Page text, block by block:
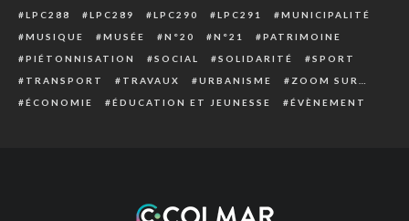
LPC288
LPC289 LPC290 LPC291
MUNICIPALITÉ
MUSIQUE
MUSÉE N°20 N°21
PATRIMOINE
PIÉTONNISATION
SOCIAL SOLIDARITÉ
SPORT
TRANSPORT
TRAVAUX URBANISME
ZOOM SUR…
ÉCONOMIE
ÉDUCATION ET JEUNESSE ÉVÈNEMENT